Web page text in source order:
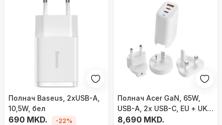
Полнач Baseus, 2xUSB-A,
10,5W, бел
690 MKD. -22%
Полнач Acer GaN, 65W,
USB-A, 2x USB-C, EU + UK,
бела боја
8,690 MKD.